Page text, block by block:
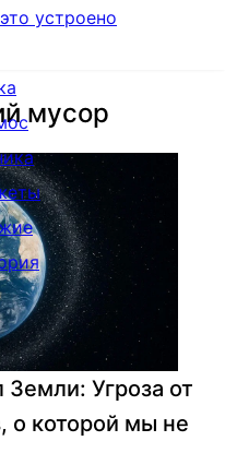
устроено
мусор
Угроза от
о которой мы не